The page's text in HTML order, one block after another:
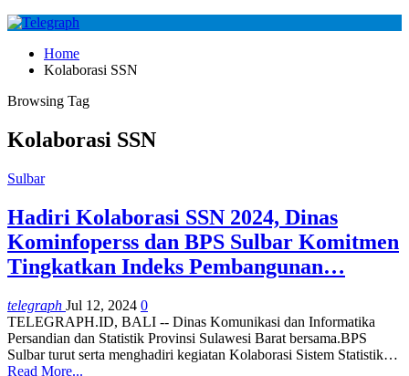
Home
Kolaborasi SSN
Browsing Tag
Kolaborasi SSN
Sulbar
Hadiri Kolaborasi SSN 2024, Dinas
Kominfoperss dan BPS Sulbar Komitmen
Tingkatkan Indeks Pembangunan…
telegraph Jul 12, 2024 0
TELEGRAPH.ID, BALI -- Dinas Komunikasi dan Informatika
Persandian dan Statistik Provinsi Sulawesi Barat bersama.BPS
Sulbar turut serta menghadiri kegiatan Kolaborasi Sistem Statistik…
Read More...